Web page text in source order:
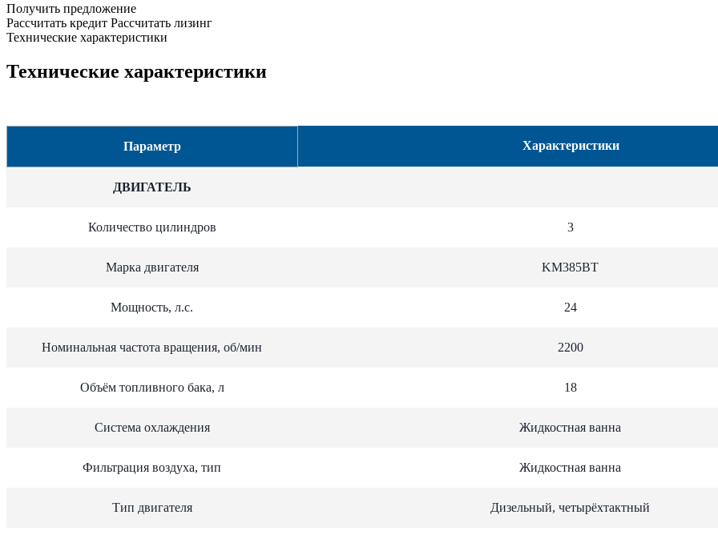
Получить предложение
Рассчитать кредит Рассчитать лизинг
Технические характеристики
Технические характеристики
Параметр Характеристики
ДВИГАТЕЛЬ
Количество цилиндров 3
Марка двигателя KM385BT
Мощность, л.с. 24
Номинальная частота вращения, об/мин 2200
Объём топливного бака, л 18
Система охлаждения Жидкостная ванна
Фильтрация воздуха, тип Жидкостная ванна
Тип двигателя Дизельный, четырёхтактный